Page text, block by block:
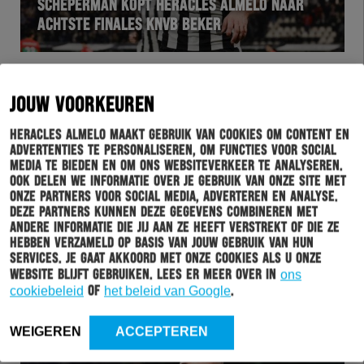
JOUW VOORKEUREN
Heracles Almelo maakt gebruik van cookies om content en
advertenties te personaliseren, om functies voor social
media te bieden en om ons websiteverkeer te analyseren.
Ook delen we informatie over je gebruik van onze site met
onze partners voor social media, adverteren en analyse.
Deze partners kunnen deze gegevens combineren met
andere informatie die jij aan ze heeft verstrekt of die ze
hebben verzameld op basis van jouw gebruik van hun
services. Je gaat akkoord met onze cookies als u onze
website blijft gebruiken. Lees er meer over in ons
cookiebeleid of het beleid van Google.
WEIGEREN ACCEPTEREN
SCHEPERMAN KOPT HERACLES ALMELO NAAR
ACHTSTE FINALES KNVB BEKER
HERACLES 19-12-2024
DE FOTO’S VAN HERACLES ALMELO – N.E.C.